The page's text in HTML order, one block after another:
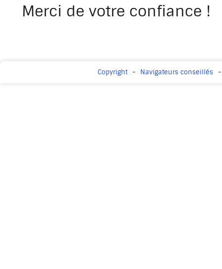
Merci de votre confiance !
Copyright Navigateurs conseillés